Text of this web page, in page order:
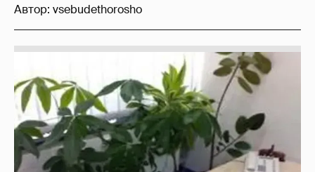
Автор: vsebudethorosho